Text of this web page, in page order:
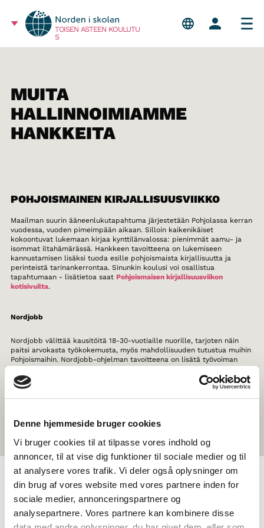
Denne hjemmeside bruger cookies
Vi bruger cookies til at tilpasse vores indhold og
annoncer, til at vise dig funktioner til sociale medier og til
at analysere vores trafik. Vi deler også oplysninger om
din brug af vores website med vores partnere inden for
sociale medier, annonceringspartnere og
analysepartnere. Vores partnere kan kombinere disse
TOISEN ASTEEN KOULUTU
S
VALIKKO
MUITA
HALLINNOIMIAMME
HANKKEITA
POHJOISMAINEN KIRJALLISUUSVIIKKO
Maailman suurin ääneenlukutapahtuma järjestetään Pohjolassa kerran
vuodessa, vuoden pimeimpään aikaan. Silloin kaikenikäiset
kokoontuvat lukemaan kirjaa kynttilänvalossa: pienimmät aamu- ja
isommat iltahämärässä. Hankkeen tavoitteena on lukemiseen
kannustamisen lisäksi tuoda esille pohjoismaista kirjallisuutta ja
perinteistä tarinankerrontaa. Sinunkin koulusi voi osallistua
tapahtumaan - lisätietoa saat Pohjoismaisen kirjallisuusviikon
kotisivuilta.
Nordjobb
Nordjobb välittää kausitöitä 18-30-vuotiaille nuorille, tarjoten näin
paitsi arvokasta työkokemusta, myös mahdollisuuden tutustua muihin
Pohjoismaihin. Nordjobb-ohjelman tavoitteena on lisätä työvoiman
pohjoismaisista kielistä ja kulttuureista. Ohjelmaan osallistumalla
sekä nordjobbarit että työnantajat edistävät maiden välistä vapaata
liikkuvuutta. Lisätietoa sekä nuorille työnhakijoille että työnantajille on